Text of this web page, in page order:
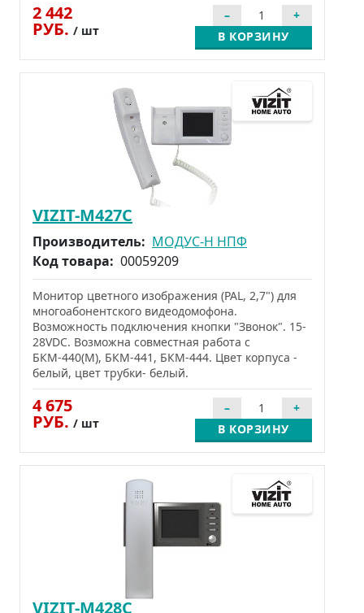
2 442
РУБ. / шт В КОРЗИНУ
VIZIT-M427C
Производитель: МОДУС-Н НПФ
Код товара: 00059209
Монитор цветного изображения (PAL, 2,7") для
многоабонентского видеодомофона.
Возможность подключения кнопки "Звонок". 15-
28VDC. Возможна совместная работа с
БКМ-440(М), БКМ-441, БКМ-444. Цвет корпуса -
белый, цвет трубки- белый.
4 675
РУБ. / шт В КОРЗИНУ
VIZIT-M428C